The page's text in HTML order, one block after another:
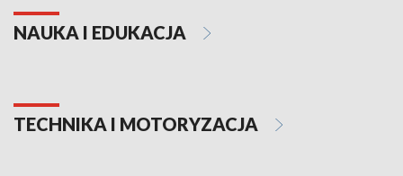
NAUKA I EDUKACJA
TECHNIKA I MOTORYZACJA